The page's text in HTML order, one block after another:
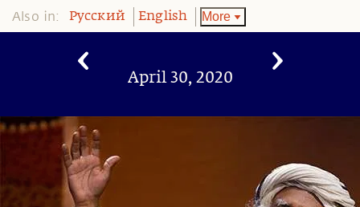
Also in: Pусский English More
April 30, 2020